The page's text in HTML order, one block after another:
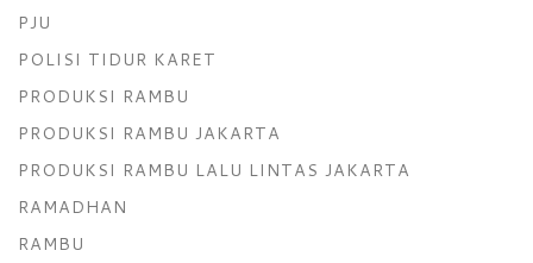
PJU
POLISI TIDUR KARET
PRODUKSI RAMBU
PRODUKSI RAMBU JAKARTA
PRODUKSI RAMBU LALU LINTAS JAKARTA
RAMADHAN
RAMBU